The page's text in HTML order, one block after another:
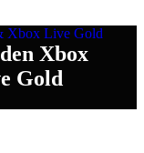
Xbox
Gold